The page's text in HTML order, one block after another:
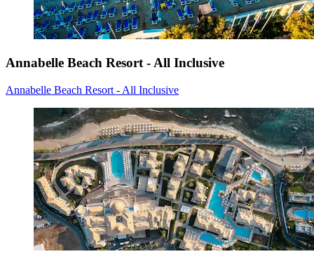
Annabelle Beach Resort - All Inclusive
Annabelle Beach Resort - All Inclusive